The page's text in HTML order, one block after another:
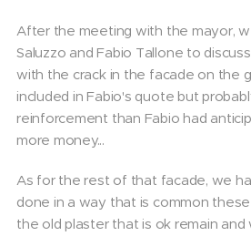
After the meeting with the mayor,
Saluzzo and Fabio Tallone to
with the crack in the facade on the
included in Fabio's quote but
reinforcement than Fabio had
more money...
As for the rest of that facade, we
done in a way that is common
the old plaster that is ok remain